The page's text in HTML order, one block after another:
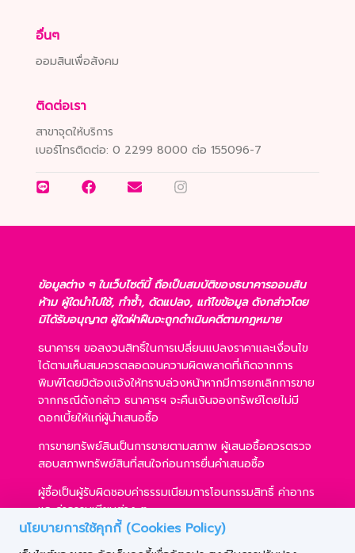
นโยบายการใช้คุกกี้ (Cookies Policy)
อื่นๆ
ออมสินเพื่อสังคม
ติดต่อเรา
สาขาจุดให้บริการ
เบอร์โทรติดต่อ: 0 2299 8000 ต่อ 155096-7
ข้อมูลต่าง ๆ ในเว็บไซต์นี้ ถือเป็นสมบัติของธนาคารออมสิน
ห้าม ผู้ใดนำไปใช้, ทำซ้ำ, ดัดแปลง, แก้ไขข้อมูล ดังกล่าวโดย
มิได้รับอนุญาต ผู้ใดฝ่าฝืนจะถูกดำเนินคดีตามกฎหมาย
ธนาคารฯ ขอสงวนสิทธิ์ในการเปลี่ยนแปลงราคาและเงื่อนไข
ได้ตามเห็นสมควรตลอดจนความผิดพลาดที่เกิดจากการ
พิมพ์โดยมิต้องแจ้งให้ทราบล่วงหน้าหากมีการยกเลิกการขาย
จากกรณีดังกล่าว ธนาคารฯ จะคืนเงินจองทรัพย์โดยไม่มี
ดอกเบี้ยให้แก่ผู้นำเสนอซื้อ
การขายทรัพย์สินเป็นการขายตามสภาพ ผู้เสนอซื้อควรตรวจ
สอบสภาพทรัพย์สินที่สนใจก่อนการยื่นคำเสนอซื้อ
ผู้ซื้อเป็นผู้รับผิดชอบค่าธรรมเนียมการโอนกรรมสิทธิ์ ค่าอากร
และค่าธรรมเนียมต่าง ๆ
ผู้ซื้อสามารถขอสินเชื่อได้ตามหลักเกณฑ์ของธนาคารฯ และ